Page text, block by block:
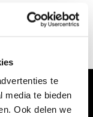
te
media te bieden
Ook delen we
kaders